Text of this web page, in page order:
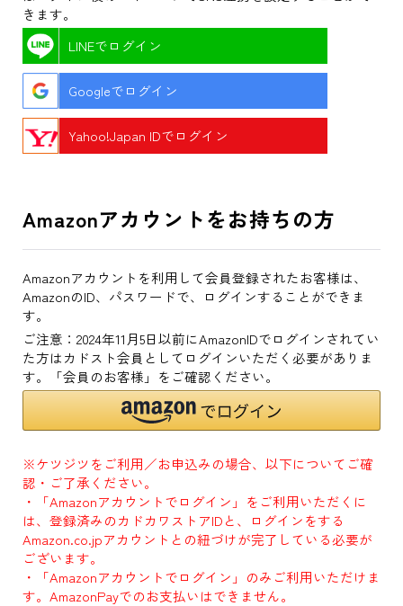
きます。
LINEでログイン
Googleでログイン
Yahoo!Japan IDでログイン
Amazonアカウントをお持ちの方
Amazonアカウントを利用して会員登録されたお客様は、
AmazonのID、パスワードで、ログインすることができま
す。
ご注意：2024年11月5日以前にAmazonIDでログインされてい
た方はカドスト会員としてログインいただく必要がありま
す。「会員のお客様」をご確認ください。
※ケツジツをご利用／お申込みの場合、以下についてご確
認・ご了承ください。
・「Amazonアカウントでログイン」をご利用いただくに
は、登録済みのカドカワストアIDと、ログインをする
Amazon.co.jpアカウントとの紐づけが完了している必要が
ございます。
・「Amazonアカウントでログイン」のみご利用いただけま
す。AmazonPayでのお支払いはできません。